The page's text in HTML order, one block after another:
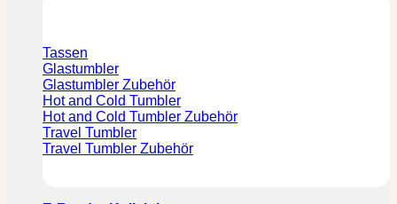
Tassen
Glastumbler
Glastumbler Zubehör
Hot and Cold Tumbler
Hot and Cold Tumbler Zubehör
Travel Tumbler
Travel Tumbler Zubehör